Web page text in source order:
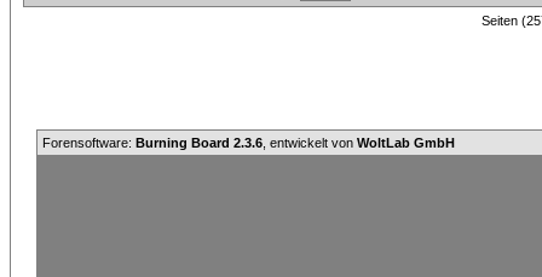
Seiten
Forensoftware: Burning Board 2.3.6 , entwickelt von WoltLab GmbH